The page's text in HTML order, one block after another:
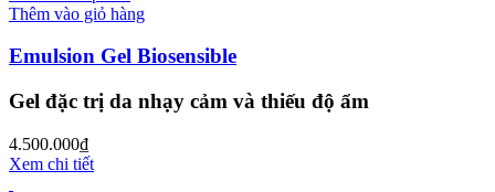
Thêm vào giỏ hàng
Emulsion Gel Biosensible
Gel đặc trị da nhạy cảm và thiếu độ ẩm
4.500.000₫
Xem chi tiết